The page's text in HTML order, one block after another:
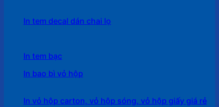
In tem decal dán chai lọ
In tem bạc
In bao bì vỏ hộp
In vỏ hộp carton, vỏ hộp sóng, vỏ hộp giấy giá rẻ